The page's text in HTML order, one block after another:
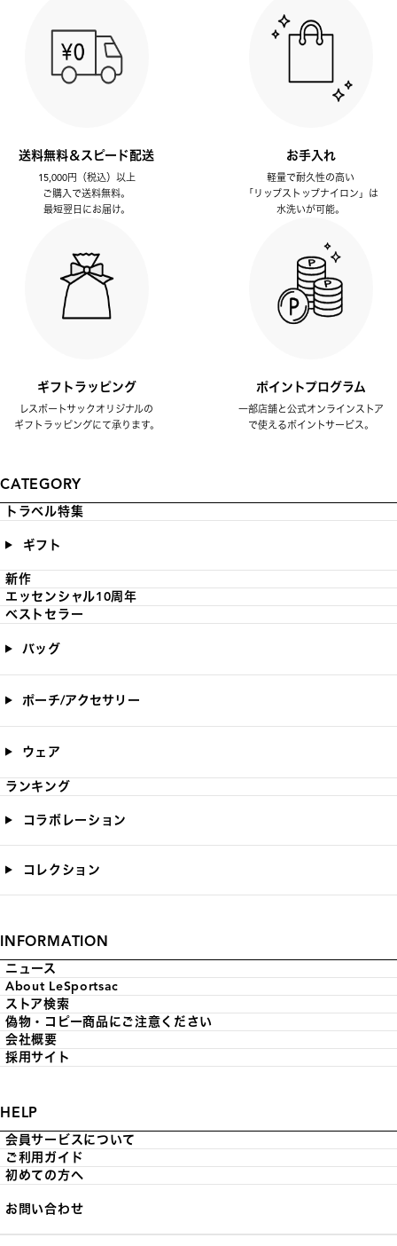
送料無料＆スピード配送
15,000円（税込）以上
ご購入で送料無料。
最短翌日にお届け。
お手入れ
軽量で耐久性の高い
「リップストップナイロン」は
水洗いが可能。
ギフトラッピング
レスポートサックオリジナルの
ギフトラッピングにて承ります。
ポイントプログラム
一部店舗と公式オンラインストア
で使えるポイントサービス。
CATEGORY
トラベル特集
ギフト
新作
エッセンシャル10周年
ベストセラー
バッグ
ポーチ/アクセサリー
ウェア
ランキング
コラボレーション
コレクション
INFORMATION
ニュース
About LeSportsac
ストア検索
偽物・コピー商品にご注意ください
会社概要
採用サイト
HELP
会員サービスについて
ご利用ガイド
初めての方へ
お問い合わせ